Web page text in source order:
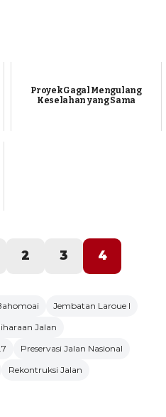
Proyek Gagal Mengulang
Keselahan yang Sama
2 3 4
Jembatan Laroue I
Jalan
Preservasi Jalan Nasional
Rekontruksi Jalan